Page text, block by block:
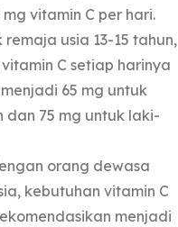
vitamin C per hari.
remaja usia 13-15 tahun,
C setiap harinya
65 mg untuk
dan 75 mg untuk laki-
orang dewasa
kebutuhan vitamin C
menjadi